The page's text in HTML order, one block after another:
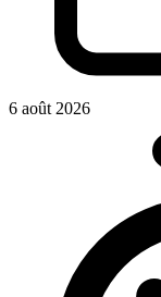
6 août 2026